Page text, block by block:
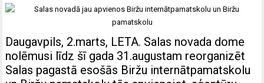
Daugavpils, 2.marts, LETA. Salas novada dome
nolēmusi līdz šī gada 31.augustam reorganizēt
Salas pagastā esošās Biržu internātpamatskolu